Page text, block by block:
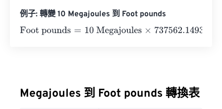
例子: 轉變 10 Megajoules 到 Foot pounds
Foot pounds=10 Megajoules×737562.1493=
Megajoules 到 Foot pounds 轉換表